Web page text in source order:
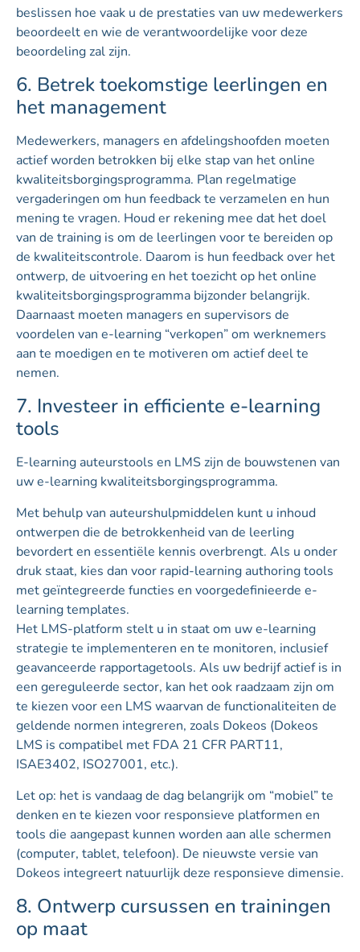
beslissen hoe vaak u de prestaties van uw medewerkers
beoordeelt en wie de verantwoordelijke voor deze
beoordeling zal zijn.
6. Betrek toekomstige leerlingen en
het management
Medewerkers, managers en afdelingshoofden moeten
actief worden betrokken bij elke stap van het online
kwaliteitsborgingsprogramma. Plan regelmatige
vergaderingen om hun feedback te verzamelen en hun
mening te vragen. Houd er rekening mee dat het doel
van de training is om de leerlingen voor te bereiden op
de kwaliteitscontrole. Daarom is hun feedback over het
ontwerp, de uitvoering en het toezicht op het online
kwaliteitsborgingsprogramma bijzonder belangrijk.
Daarnaast moeten managers en supervisors de
voordelen van e-learning “verkopen” om werknemers
aan te moedigen en te motiveren om actief deel te
nemen.
7. Investeer in efficiente e-learning
tools
E-learning auteurstools en LMS zijn de bouwstenen van
uw e-learning kwaliteitsborgingsprogramma.
Met behulp van auteurshulpmiddelen kunt u inhoud
ontwerpen die de betrokkenheid van de leerling
bevordert en essentiële kennis overbrengt. Als u onder
druk staat, kies dan voor rapid-learning authoring tools
met geïntegreerde functies en voorgedefinieerde e-
learning templates.
Het LMS-platform stelt u in staat om uw e-learning
strategie te implementeren en te monitoren, inclusief
geavanceerde rapportagetools. Als uw bedrijf actief is in
een gereguleerde sector, kan het ook raadzaam zijn om
te kiezen voor een LMS waarvan de functionaliteiten de
geldende normen integreren, zoals Dokeos (Dokeos
LMS is compatibel met FDA 21 CFR PART11,
ISAE3402, ISO27001, etc.).
Let op: het is vandaag de dag belangrijk om “mobiel” te
denken en te kiezen voor responsieve platformen en
tools die aangepast kunnen worden aan alle schermen
(computer, tablet, telefoon). De nieuwste versie van
Dokeos integreert natuurlijk deze responsieve dimensie.
8. Ontwerp cursussen en trainingen
op maat